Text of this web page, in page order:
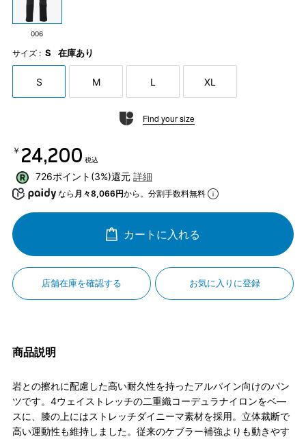
006
サイズ : S 在庫あり
S M L XL
Find your size
￥24,200 税込
726ポイント(3%)還元 詳細
なら 月々8,066円から。分割手数料無料
カートに入れる
店舗在庫を確認する お気に入りに登録
商品説明
岩との擦れに配慮した高い耐久性を持ったアルパイン向けのパン
ツです。4ウェイストレッチの二重織コーデュラナイロンをベ―
スに、膝の上にはストレッチダイニーマ素材を採用。立体裁断で
高い運動性も維持しました。従来のケブラー補強よりも動きやす